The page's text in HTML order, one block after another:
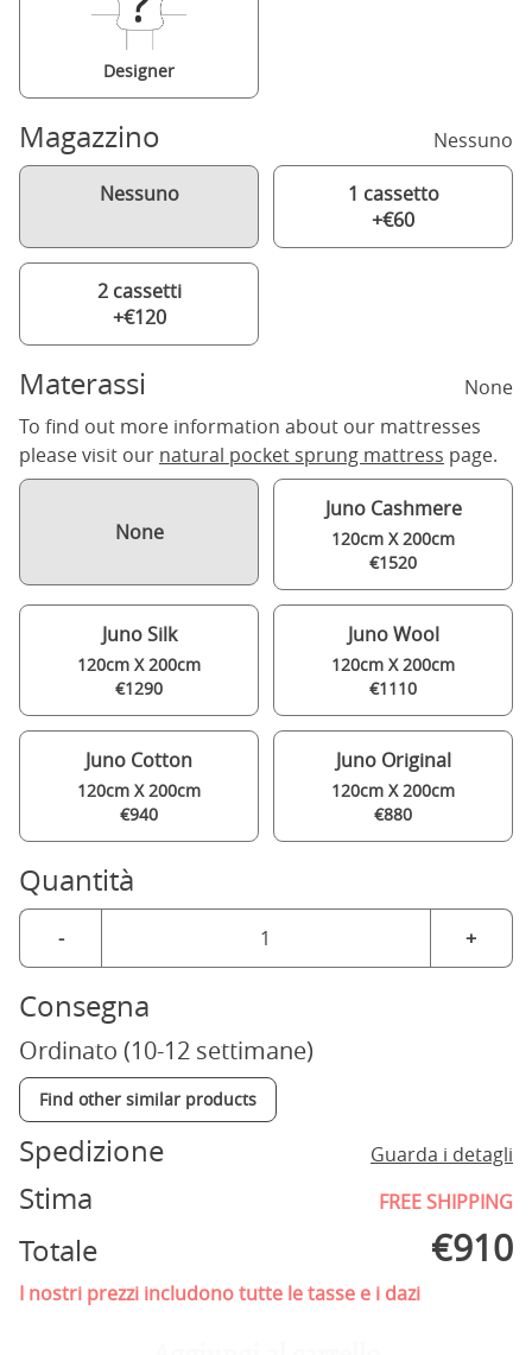
Designer
Magazzino Nessuno
Nessuno
1 cassetto
+€60
2 cassetti
+€120
Materassi
None
To find out more information about our mattresses
please visit our natural pocket sprung mattress page.
None
Juno Cashmere
120cm X 200cm
€1520
Juno Silk
120cm X 200cm
€1290
Juno Wool
120cm X 200cm
€1110
Juno Cotton
120cm X 200cm
€940
Juno Original
120cm X 200cm
€880
Quantità
- +
Consegna
Ordinato (10-12 settimane)
Find other similar products
Spedizione Guarda i detagli
Stima FREE SHIPPING
Totale €910
I nostri prezzi includono tutte le tasse e i dazi